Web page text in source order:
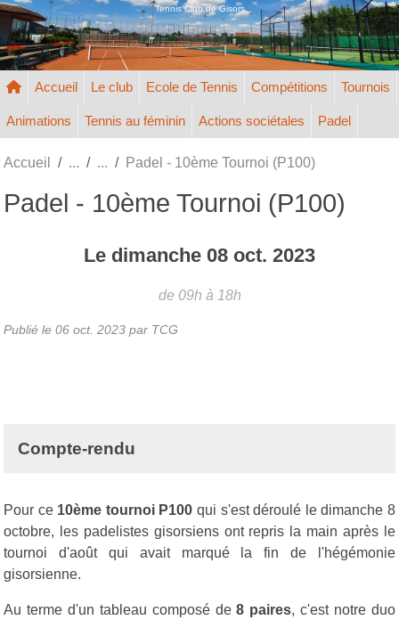
Tennis Club de Gisors
Accueil Le club Ecole de Tennis Compétitions Tournois
Animations Tennis au féminin Actions sociétales Padel
Accueil Padel - 10ème Tournoi (P100)
Padel - 10ème Tournoi (P100)
Le dimanche 08 oct. 2023
de 09h à 18h
Publié le 06 oct. 2023 par TCG
Compte-rendu
Pour ce 10ème tournoi P100 qui s'est déroulé le dimanche 8
octobre, les padelistes gisorsiens ont repris la main après le
tournoi d'août qui avait marqué la fin de l'hégémonie
gisorsienne.
Au terme d'un tableau composé de8 paires, c'est notre duo
Panneau de gestion des cookies